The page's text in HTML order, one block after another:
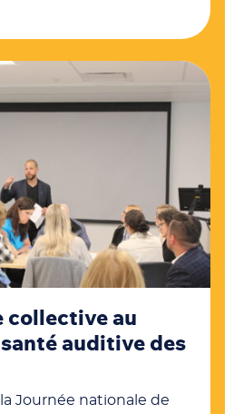
collective au
auditive des
Journée nationale de